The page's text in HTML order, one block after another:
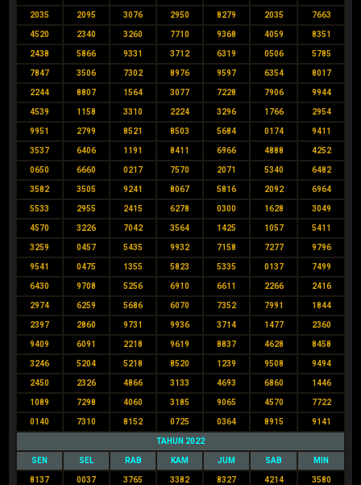
2035 2095 3076 2950 8279 2035 7663
4520 2340 3260 7710 9368 4059 8351
2438 5866 9331 3712 6319 0506 5785
7847 3506 7302 8976 9597 6354 8017
2244 8807 1564 3077 7228 7906 9944
4539 1158 3310 2224 3296 1766 2954
9951 2799 8521 8503 5684 0174 9411
3537 6406 1191 8411 6966 4888 4252
0650 6660 0217 7570 2071 5340 6482
3582 3505 9241 8067 5816 2092 6964
5533 2955 2415 6278 0300 1628 3049
4570 3226 7042 3564 1425 1057 5411
3259 0457 5435 9932 7158 7277 9796
9541 0475 1355 5823 5335 0137 7499
6430 9708 5256 6910 6611 2266 2416
2974 6259 5686 6070 7352 7991 1844
2397 2860 9731 9936 3714 1477 2360
9409 6091 2218 9619 8837 4628 8458
3246 5204 5218 8520 1239 9508 9494
2450 2326 4866 3133 4693 6860 1446
1089 7298 4060 3185 9065 4570 7722
0140 7310 8152 0725 0364 8915 9141
TAHUN 2022
SEN SEL RAB KAM JUM SAB MIN
8137 0037 3765 3382 8327 4214 3580